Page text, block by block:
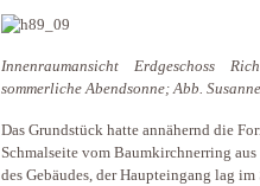
Innenraumansicht Erdgeschoss
sommerliche Abendsonne; Abb.
Das Grundstück hatte annähernd die
Schmalseite vom Baumkirchnerring
des Gebäudes, der Haupteingang lag